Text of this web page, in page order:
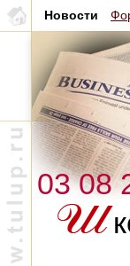
Новости
03 08